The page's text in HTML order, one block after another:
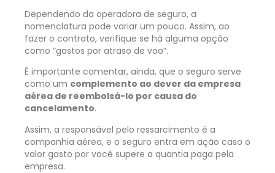
Dependendo da operadora de seguro, a
nomenclatura pode variar um pouco. Assim, ao
fazer o contrato, verifique se há alguma opção
como “gastos por atraso de voo”.
É importante comentar, ainda, que o seguro serve
como um complemento ao dever da empresa
aérea de reembolsá-lo por causa do
cancelamento.
Assim, a responsável pelo ressarcimento é a
companhia aérea, e o seguro entra em ação caso o
valor gasto por você supere a quantia paga pela
empresa.